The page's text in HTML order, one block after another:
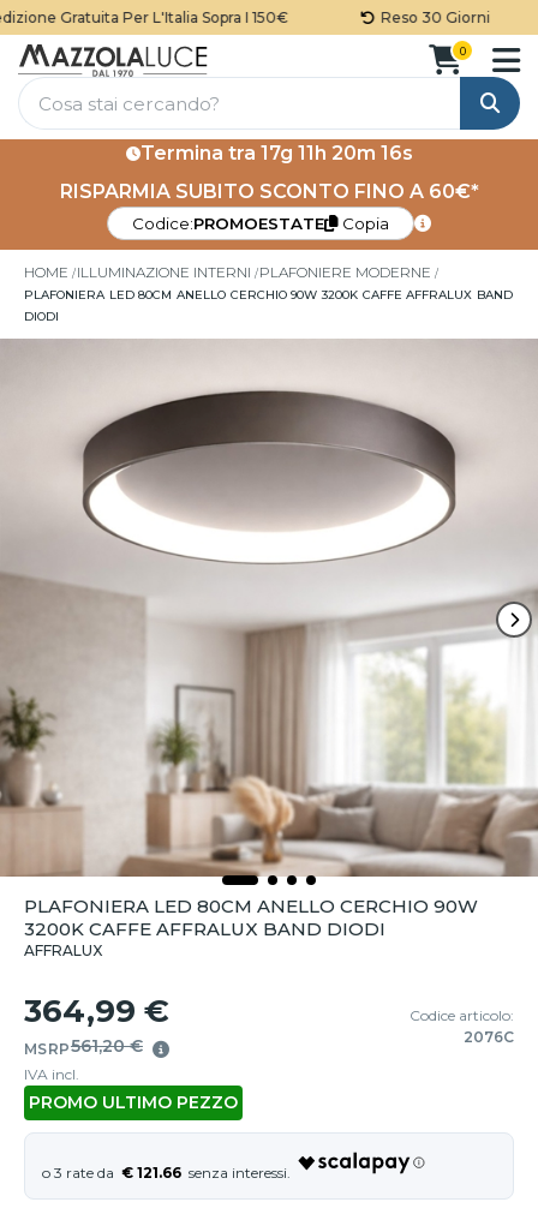
Gratuita Per L'Italia Sopra I 150€ Reso 30 Giorni
Cerca
0
Termina tra 17g 11h 20m 16s
RISPARMIA SUBITO SCONTO FINO A 60€*
Codice:PROMOESTATE Copia
HOME ILLUMINAZIONE INTERNI PLAFONIERE MODERNE
PLAFONIERA LED 80CM ANELLO CERCHIO 90W 3200K CAFFE AFFRALUX BAND
DIODI
PLAFONIERA LED 80CM ANELLO CERCHIO 90W
3200K CAFFE AFFRALUX BAND DIODI
AFFRALUX
364,99 €
MSRP561,20 €
IVA incl.
PROMO ULTIMO PEZZO
Codice articolo:
2076C
€ 121.66